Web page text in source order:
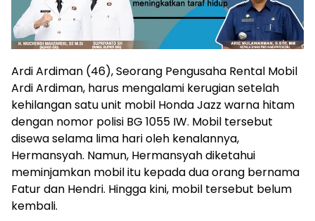
Ardi Ardiman (46), Seorang Pengusaha Rental Mobil
Ardi Ardiman, harus mengalami kerugian setelah
kehilangan satu unit mobil Honda Jazz warna hitam
dengan nomor polisi BG 1055 IW. Mobil tersebut
disewa selama lima hari oleh kenalannya,
Hermansyah. Namun, Hermansyah diketahui
meminjamkan mobil itu kepada dua orang bernama
Fatur dan Hendri. Hingga kini, mobil tersebut belum
kembali.